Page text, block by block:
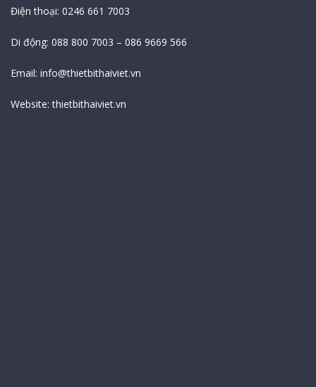
Điện thoại: 0246 661 7003
Di động: 088 800 7003 – 086 9669 566
Email: info@thietbithaiviet.vn
Website:thietbithaiviet.vn